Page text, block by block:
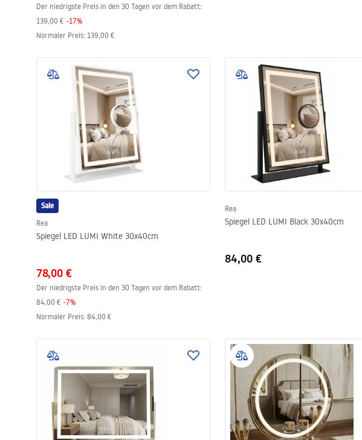
Der niedrigste Preis in den 30 Tagen vor dem Rabatt:
139,00 € -17%
Normaler Preis: 139,00 €
Sale
Rea
Spiegel LED LUMI White 30x40cm
78,00 €
Der niedrigste Preis in den 30 Tagen vor dem Rabatt:
84,00 € -7%
Normaler Preis: 84,00 €
Rea
Spiegel LED LUMI Black 30x40cm
84,00 €